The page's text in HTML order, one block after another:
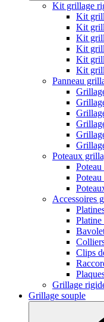
Kit grillage
Kit
Kit
Kit
Kit
Kit
Kit
Panneau
Poteaux
Poteau
Poteau
Accessoires
Platine
Clips
Grillage
Grillage souple